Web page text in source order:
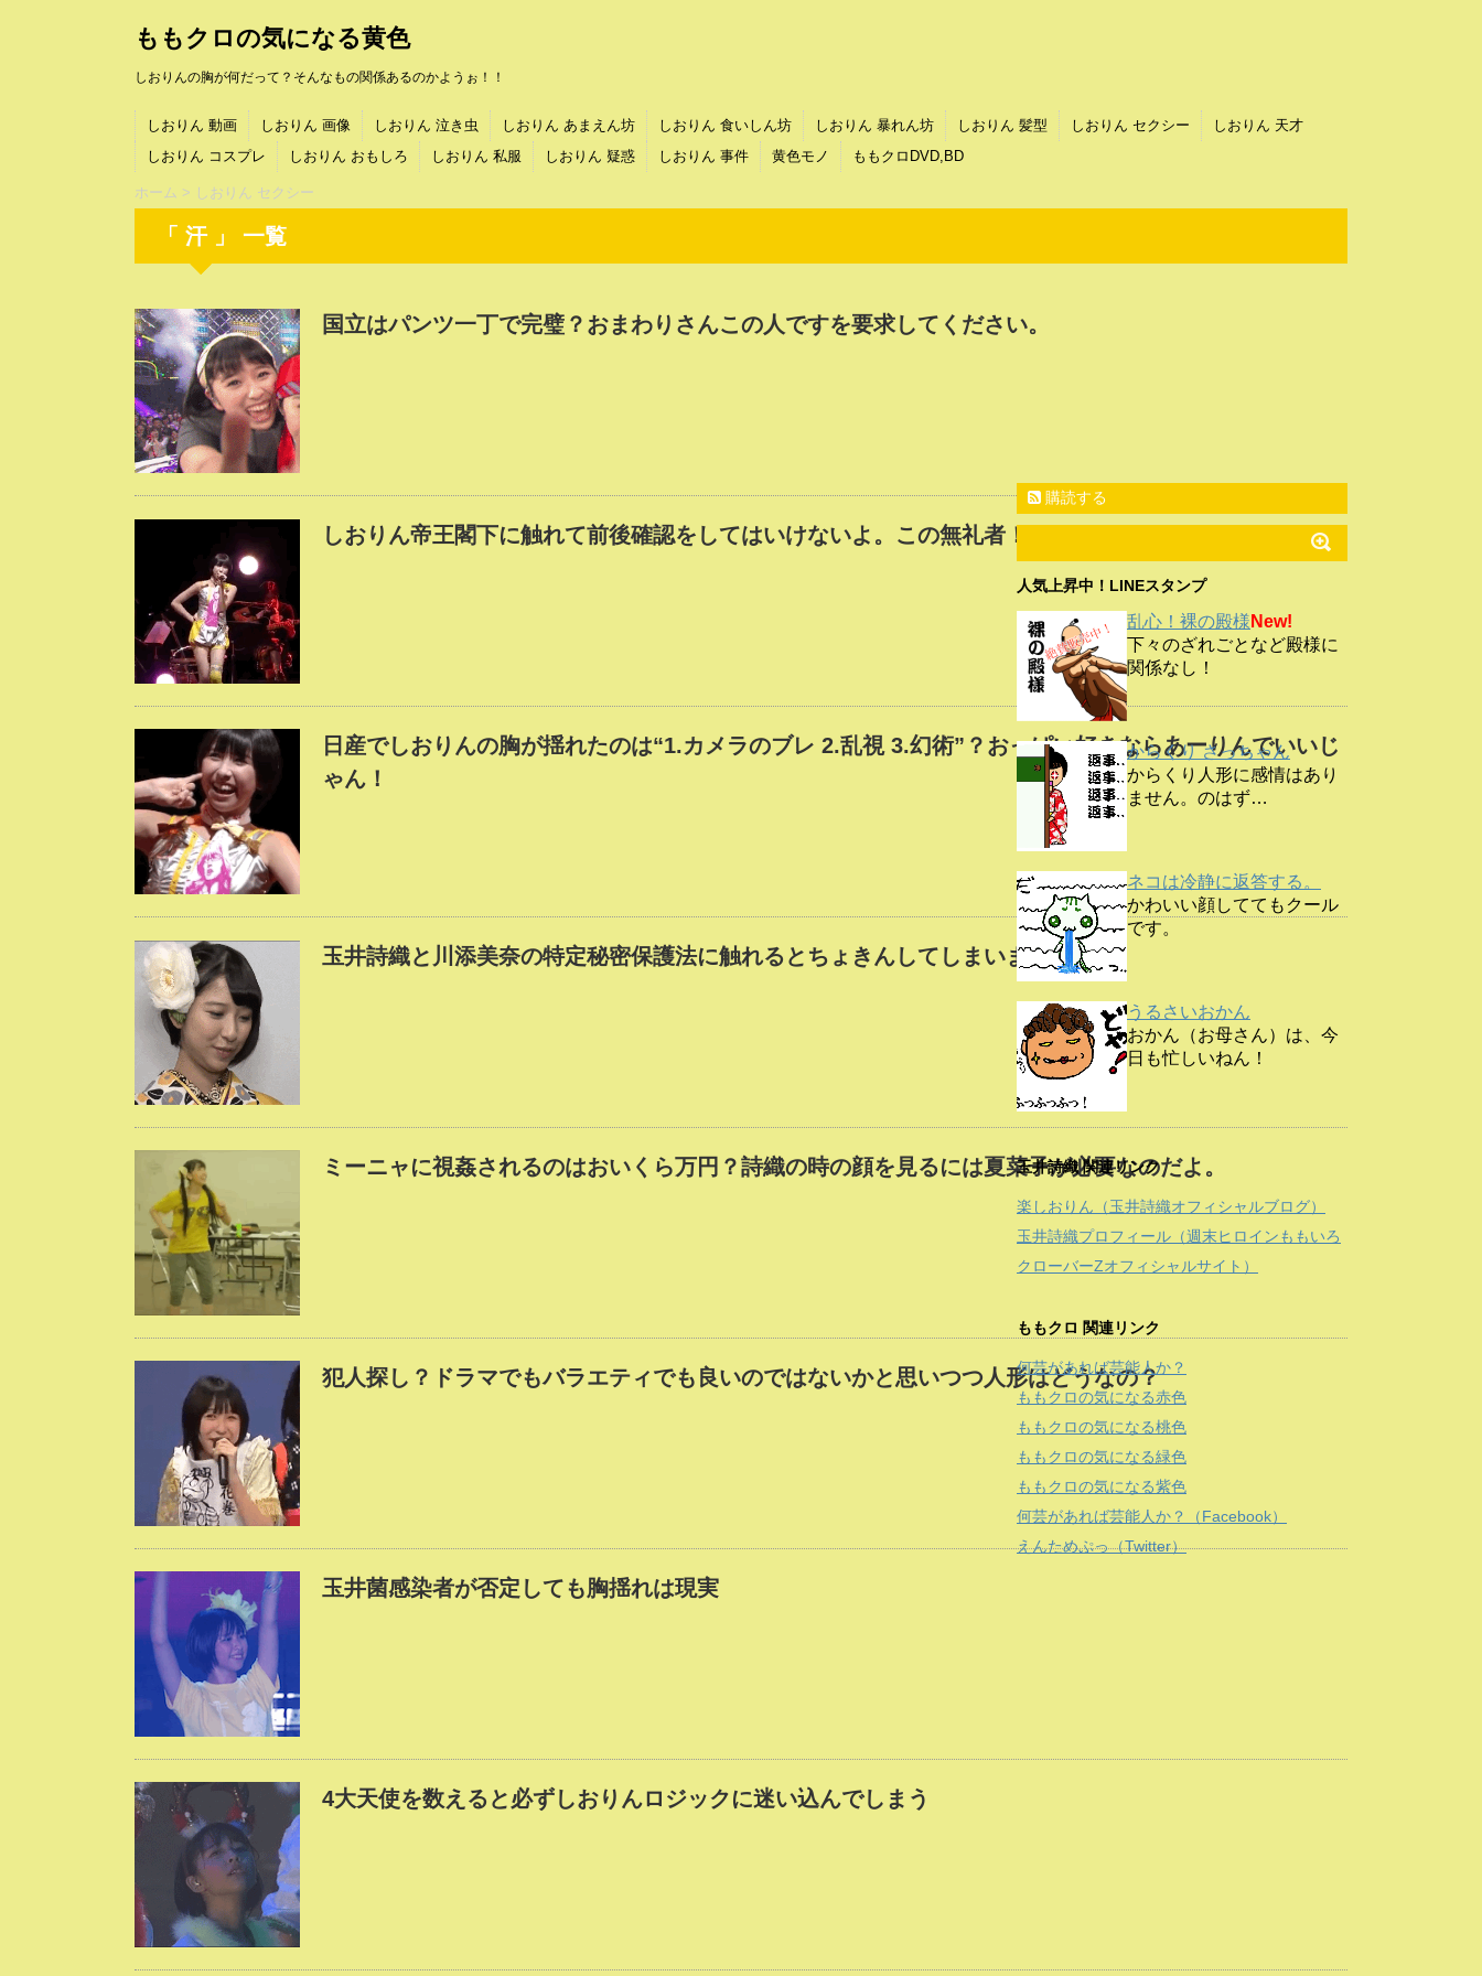
ももクロの気になる黄色
しおりんの胸が何だって？そんなもの関係あるのかようぉ！！
しおりん 動画 しおりん 画像 しおりん 泣き虫 しおりん あまえん坊 しおりん 食いしん坊 しおりん 暴れん坊 しおりん 髪型 しおりん セクシー
しおりん 天才
しおりん コスプレ
しおりん おもしろ しおりん 私服 しおりん 疑惑 しおりん 事件 黄色モノ ももクロDVD,BD
ホーム > しおりん セクシー
「 汗 」 一覧
国立はパンツ一丁で完璧？おまわりさんこの人ですを要求してください。
しおりん帝王閣下に触れて前後確認をしてはいけないよ。この無礼者！
日産でしおりんの胸が揺れたのは“1.カメラのブレ 2.乱視 3.幻術”？おっぱい好きならあーりんでいいじ
ゃん！
玉井詩織と川添美奈の特定秘密保護法に触れるとちょきんしてしまいますよ。
ミーニャに視姦されるのはおいくら万円？詩織の時の顔を見るには夏菜子が必要なのだよ。
犯人探し？ドラマでもバラエティでも良いのではないかと思いつつ人形はどうなの？
玉井菌感染者が否定しても胸揺れは現実
4大天使を数えると必ずしおりんロジックに迷い込んでしまう
購読する
人気上昇中！LINEスタンプ
乱心！裸の殿様 New!
下々のざれごとなど殿様に
関係なし！
からくり さっちゃん
からくり人形に感情はあり
ません。のはず…
ネコは冷静に返答する。
かわいい顔しててもクール
です。
うるさいおかん
おかん（お母さん）は、今
日も忙しいねん！
玉井詩織 関連リンク
楽しおりん（玉井詩織オフィシャルブログ）
玉井詩織プロフィール（週末ヒロインももいろ
クローバーZオフィシャルサイト）
ももクロ 関連リンク
何芸があれば芸能人か？
ももクロの気になる赤色
ももクロの気になる桃色
ももクロの気になる緑色
ももクロの気になる紫色
何芸があれば芸能人か？（Facebook）
えんためぷっ（Twitter）